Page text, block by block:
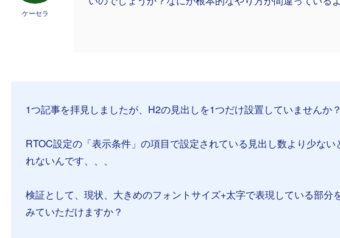
ケーセラ
1つ記事を拝見しましたが、H2の見出しを1つだけ設置していませんか
RTOC設定の「表示条件」の項目で設定されている見出し数より少ない
れないんです、、、
検証として、現状、大きめのフォントサイズ+太字で表現している部分
みていただけますか？